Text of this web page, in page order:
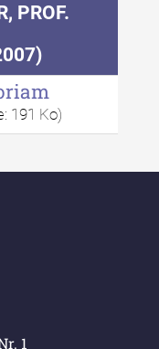
al
-
al
al
al
PROF.
191 Ko)
1